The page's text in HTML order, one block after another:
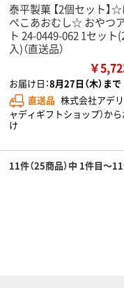
泰平製菓 【2個セット】
ぺこあおむし☆ おやつ
ト 24-0449-062 1セット
入)（直送品）
￥
お届け日：8月27日（木）まで
直送品 株式会社アデリ
ャディギフトショップ）か
け
11件（25商品）中 1件目～